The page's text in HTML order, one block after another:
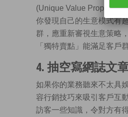
(Unique Value
你發現自己的生意模式有
群，應重新審視生意策略
「獨特賣點」能滿足客戶
4. 抽空寫網誌文
如果你的業務聽來不太具
容行銷技巧來吸引客戶互
訪客一些知識，令對方有